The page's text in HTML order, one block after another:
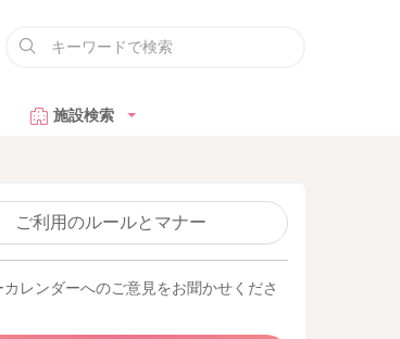
施設検索
ご利用のルールとマナー
カレンダーへのご意見をお聞かせくださ